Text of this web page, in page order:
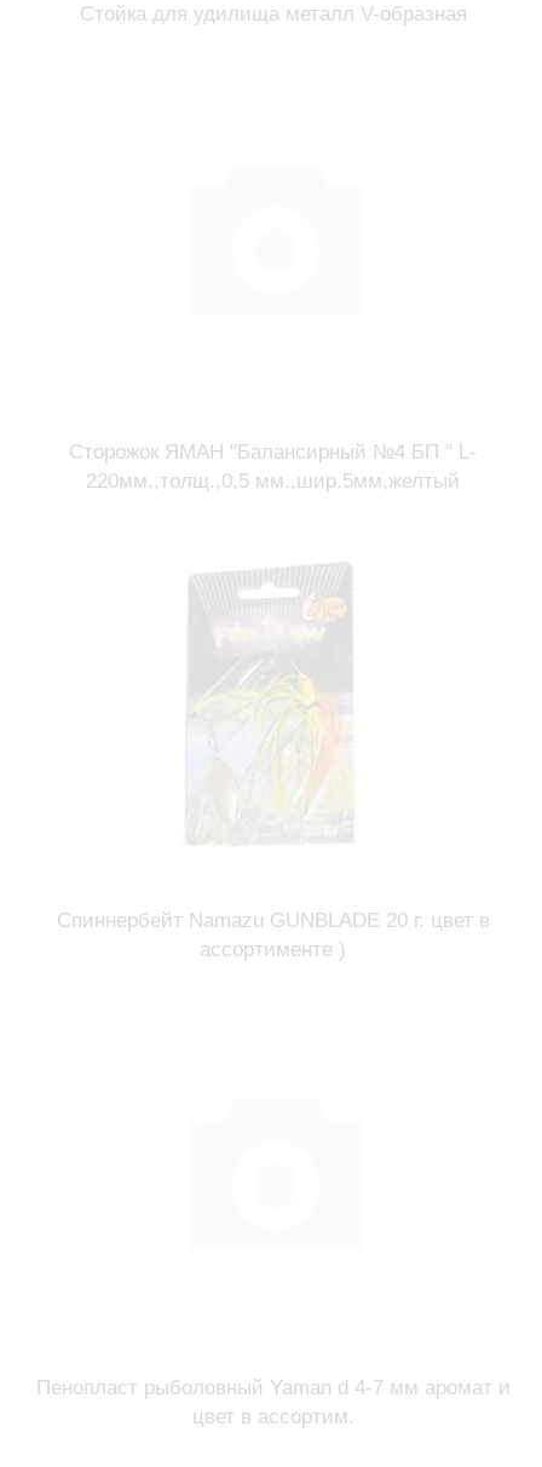
Стойка для удилища металл V-образная
Сторожок ЯМАН "Балансирный №4 БП " L-
220мм.,толщ.,0,5 мм.,шир.5мм,желтый
Спиннербейт Namazu GUNBLADE 20 г. цвет в
ассортименте )
Пенопласт рыболовный Yaman d 4-7 мм аромат и
цвет в ассортим.